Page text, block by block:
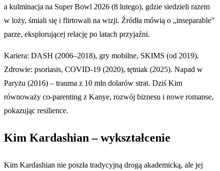
a kulminacja na Super Bowl 2026 (8 lutego), gdzie siedzieli razem
w loży, śmiali się i flirtowali na wizji. Źródła mówią o „inseparable”
parze, eksplorującej relację po latach przyjaźni.
Kariera: DASH (2006–2018), gry mobilne, SKIMS (od 2019).
Zdrowie: psoriasis, COVID-19 (2020), tętniak (2025). Napad w
Paryżu (2016) – trauma z 10 mln dolarów strat. Dziś Kim
równoważy co-parenting z Kanye, rozwój biznesu i nowe romanse,
pokazując resilience.
Kim Kardashian – wykształcenie
Kim Kardashian nie poszła tradycyjną drogą akademicką, ale jej